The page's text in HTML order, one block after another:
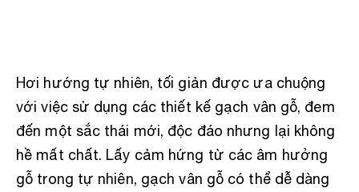
Hơi hướng tự nhiên, tối giản được ưa chuộng
với việc sử dụng các thiết kế gạch vân gỗ, đem
đến một sắc thái mới, độc đáo nhưng lại không
hề mất chất. Lấy cảm hứng từ các âm hưởng
gỗ trong tự nhiên, gạch vân gỗ có thể dễ dàng